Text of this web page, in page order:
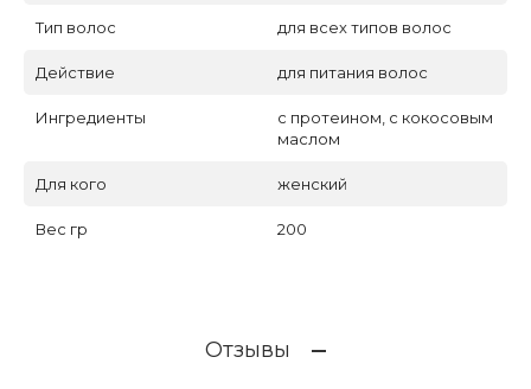
Тип волос для всех типов волос
Действие для питания волос
Ингредиенты
с протеином, с кокосовым
маслом
Для кого женский
Вес гр 200
Отзывы